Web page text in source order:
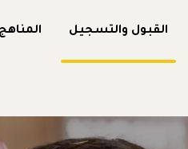
القبول والتسجيل